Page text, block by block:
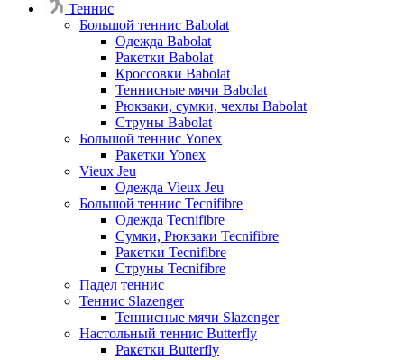
Теннис
Большой теннис Babolat
Одежда Babolat
Ракетки Babolat
Кроссовки Babolat
Теннисные мячи Babolat
Рюкзаки, сумки, чехлы Babolat
Струны Babolat
Большой теннис Yonex
Ракетки Yonex
Vieux Jeu
Одежда Vieux Jeu
Большой теннис Tecnifibre
Одежда Tecnifibre
Сумки, Рюкзаки Tecnifibre
Ракетки Tecnifibre
Струны Tecnifibre
Падел теннис
Теннис Slazenger
Теннисные мячи Slazenger
Настольный теннис Butterfly
Ракетки Butterfly